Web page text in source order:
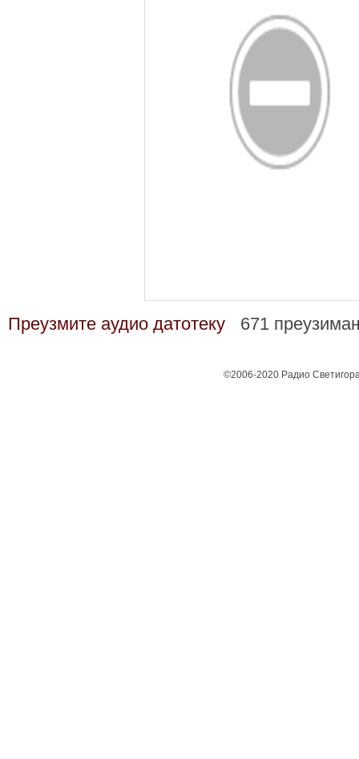
Преузмите аудио датотеку 671
©2006-2020 Радио